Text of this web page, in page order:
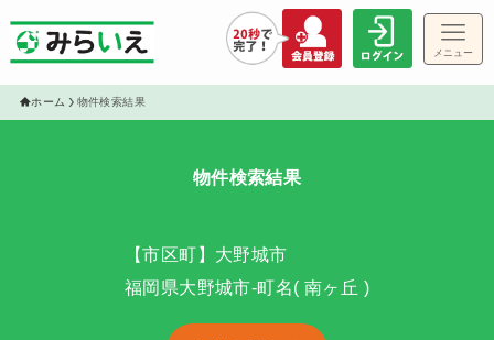
メニュー
ホーム 物件検索結果
物件検索結果
【市区町】大野城市
福岡県大野城市-町名( 南ヶ丘 )